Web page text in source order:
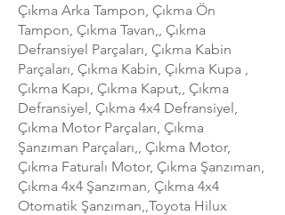
Çıkma Arka Tampon, Çıkma Ön
Tampon, Çıkma Tavan,, Çıkma
Defransiyel Parçaları, Çıkma Kabin
Parçaları, Çıkma Kabin, Çıkma Kupa ,
Çıkma Kapı, Çıkma Kaput,, Çıkma
Defransiyel, Çıkma 4x4 Defransiyel,
Çıkma Motor Parçaları, Çıkma
Şanzıman Parçaları,, Çıkma Motor,
Çıkma Faturalı Motor, Çıkma Şanzıman,
Çıkma 4x4 Şanzıman, Çıkma 4x4
Otomatik Şanzıman,,Toyota Hilux